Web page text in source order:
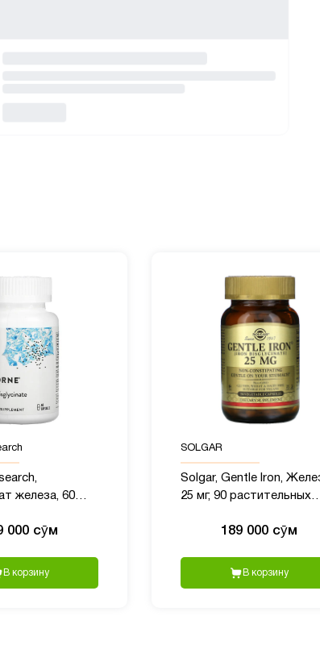
железа, 60
000 сӯм
В корзину
SOLGAR
Solgar, Gentle Iron,
25 мг, 90 растительных
189 000 сӯм
В корзину